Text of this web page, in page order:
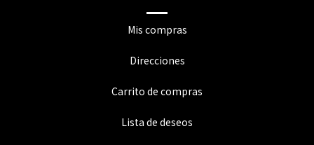
Mis compras
Direcciones
Carrito de compras
Lista de deseos